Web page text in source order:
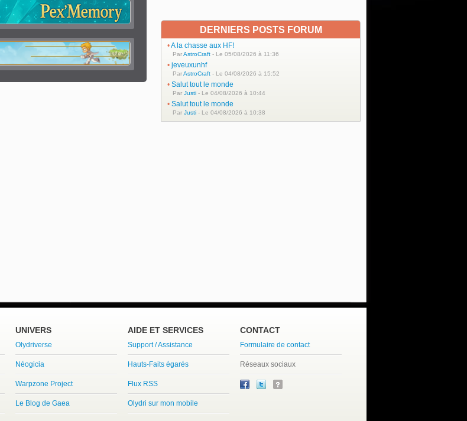
DERNIERS POSTS FORUM
•A la chasse aux HF!
ParAstroCraft - Le 05/08/2026 à 11:36
• jeveuxunhf
ParAstroCraft - Le 04/08/2026 à 15:52
• Salut tout le monde
Par Justi - Le 04/08/2026 à 10:44
• Salut tout le monde
Par Justi - Le 04/08/2026 à 10:38
UNIVERS
Olydriverse
Néogicia
Warpzone Project
Le Blog de Gaea
AIDE ET SERVICES
Support / Assistance
Hauts-Faits égarés
Flux RSS
Olydri sur mon mobile
CONTACT
Formulaire de contact
Réseaux sociaux